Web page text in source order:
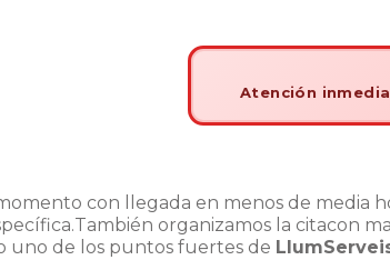
Atención
con llegada en menos de media
organizamos la citacon
uno de los puntos fuertes de